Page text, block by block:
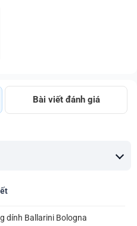
Bài viết đánh giá
dính Ballarini Bologna